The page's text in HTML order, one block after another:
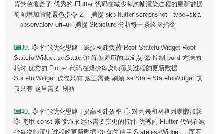
背景色覆盖了 优秀的 Flutter 代码在减少每次帧渲染过程的更新数据
前面增加的背景色指令 2、 捕捉 skp ﬂutter screenshot --type=skia
—observatory-uri=uri 捕捉 Skpicture 分析每一条绘图指令
39. ③ 性能优化思路 | 减少构建负荷 Root StatefulWidget Root
StatefulWidget setState ① 降低遍历的出发点 ② 控制 build 方法的
耗时 优秀的 Flutter 代码在减少每次帧渲染过程的更新数据
StatefulWidget 仅仅只有 这里需要 刷新 setState StatefulWidget 仅
仅只有 这里需要 刷新
40. ③ 性能优化思路 | 提高构建效率 ① 对列表和网格列表懒加载
② 使用 const 来修饰永远不需要变更的控件 优秀的 Flutter 代码在减
少每次帧渲染过程的更新数据 ③ 优先使用 StatelessWidget ，而不